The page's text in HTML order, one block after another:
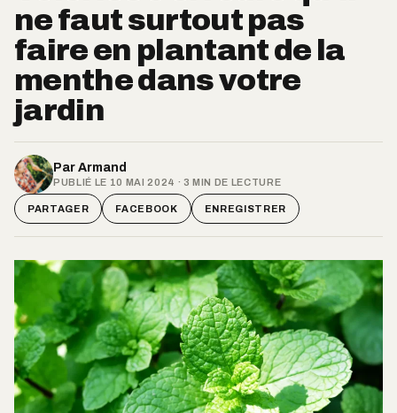
ne faut surtout pas
faire en plantant de la
menthe dans votre
jardin
Par Armand
PUBLIÉ LE 10 MAI 2024 · 3 MIN DE LECTURE
PARTAGER FACEBOOK ENREGISTRER